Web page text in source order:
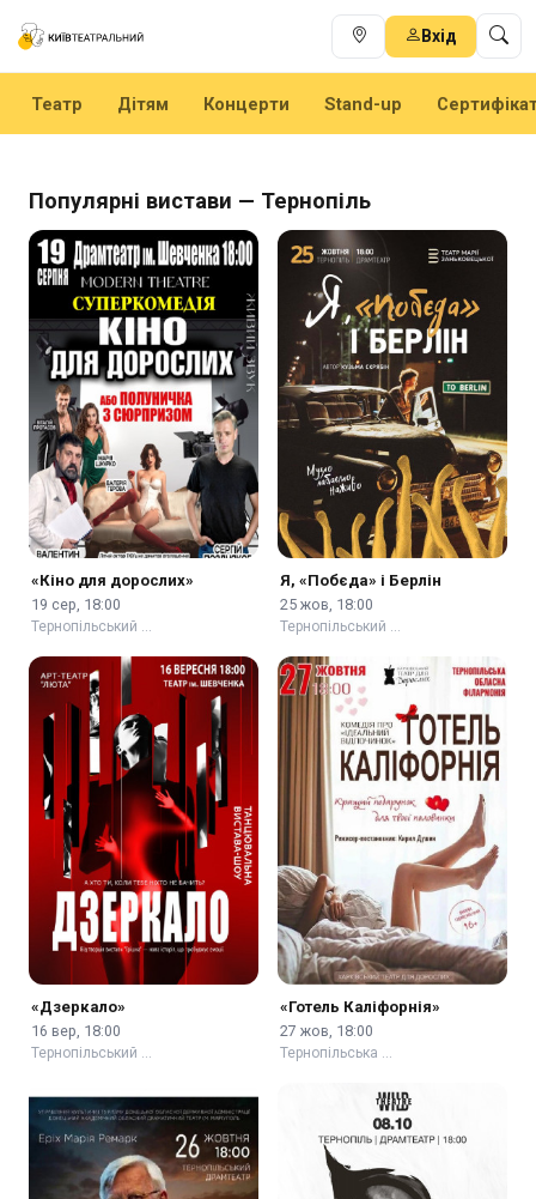
Вхід
Театр Дітям Концерти Stand-up
Популярні вистави — Тернопіль
«Кіно для дорослих»
19 сер, 18:00
Тернопільський …
Я, «Побєда» і Берлін
25 жов, 18:00
Тернопільський …
«Дзеркало»
16 вер, 18:00
Тернопільський …
«Готель Каліфорнія»
27 жов, 18:00
Тернопільська …